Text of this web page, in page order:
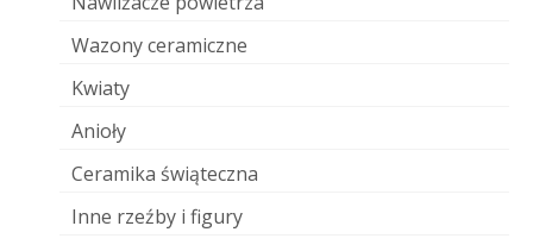
Wazony ceramiczne
Kwiaty
Anioły
Ceramika świąteczna
Inne rzeźby i figury